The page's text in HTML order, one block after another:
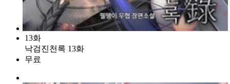
13화
낙검진천록 13화
무료